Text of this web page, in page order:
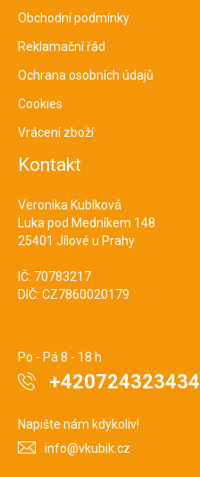
Obchodní podmínky
Reklamační řád
Ochrana osobních údajů
Cookies
Vrácení zboží
Kontakt
Veronika Kubíková
Luka pod Medníkem 148
25401 Jílové u Prahy
IČ: 70783217
DIČ: CZ7860020179
Po - Pá 8 - 18 h
+420724323434
Napište nám kdykoliv!
info@vkubik.cz